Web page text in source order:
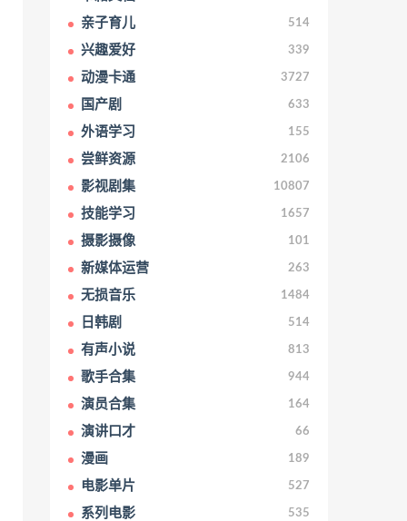
亲子育儿 514
兴趣爱好 339
动漫卡通 3727
国产剧 633
外语学习 155
尝鲜资源 2106
影视剧集 10807
技能学习 1657
摄影摄像 101
新媒体运营 263
无损音乐 1484
日韩剧 514
有声小说 813
歌手合集 944
演员合集 164
演讲口才 66
漫画 189
电影单片 527
系列电影 535